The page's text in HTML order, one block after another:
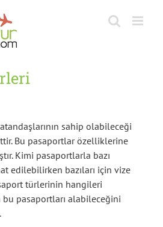
sahip olabileceği
Bu pasaportlar özelliklerine
Kimi pasaportlarla bazı
edilebilirken bazıları için vize
türlerinin hangileri
pasaportları alabileceğini